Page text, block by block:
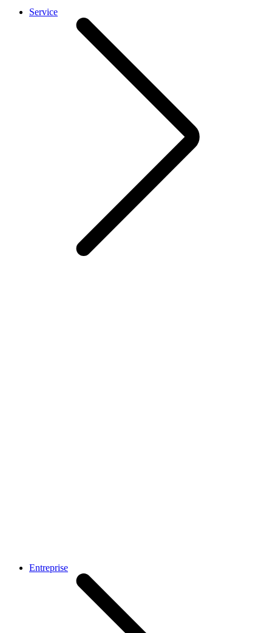
Service
Entreprise